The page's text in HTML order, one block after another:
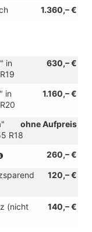
1.360,– €
630,– €
in
1.160,– €
in
ohne Aufpreis
R18
260,– €
Verbindung
18"
120,– €
140,– €
(nicht